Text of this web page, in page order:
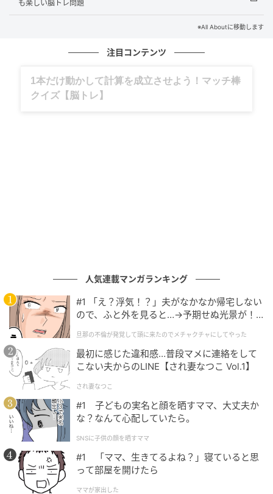
解説
それぞれの言葉に「つえ」を入れると、次のようにな
けつえき（血液）
なリズムで結びつけています。言葉が持つ知的なつな
がりを楽しんでいただけたら幸いです。
※本クイズは、複数の解釈・正解が考えられる場合が
あります。本記事では、その中の一例として解答を紹
介しています
※本クイズは、All About ニュース編集部が企画・作成
したものです
文：All About ニュース編集部
元記事で読む
次の記事
も楽しい脳トレ問題
※All Aboutに移動します
注目コンテンツ
グルメ、ギャグ、子育て、旅行記……全部、読
めます。
人気連載マンガランキング
#1 「え？浮気！？」夫がなかなか帰宅しない
ので、ふと外を見ると…→予期せぬ光景が！
クチャにしてやった
旦那の不倫が発覚して頭に来たのでメチャクチャにしてやった
最初に感じた違和感…普段マメに連絡をして
こない夫からのLINE【され妻なつこ Vol.1】
され妻なつこ
#1 子どもの実名と顔を晒すママ、大丈夫か
な？なんて心配していたら。
SNSに子供の顔を晒すママ
#1 「ママ、生きてるよね？」寝ていると思
って部屋を開けたら
ママが家出した